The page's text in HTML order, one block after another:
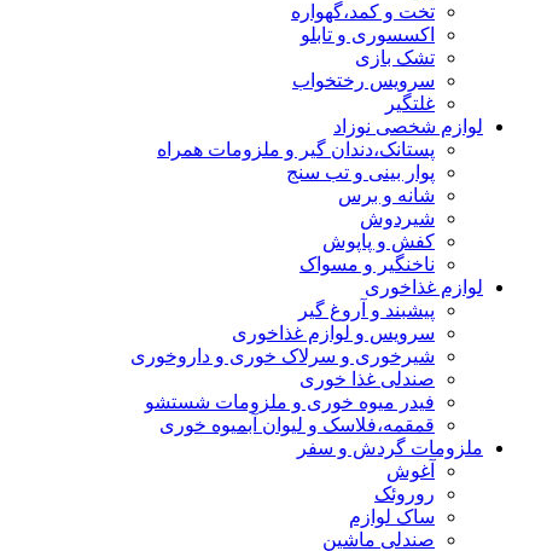
تخت و کمد،گهواره
اکسسوری و تابلو
تشک بازی
سرویس رختخواب
غلتگیر
لوازم شخصی نوزاد
پستانک،دندان گیر و ملزومات همراه
پوار بینی و تب سنج
شانه و برس
شیردوش
کفش و پاپوش
ناخنگیر و مسواک
لوازم غذاخوری
پیشبند و آروغ گیر
سرویس و لوازم غذاخوری
شیرخوری و سرلاک خوری و داروخوری
صندلی غذا خوری
فیدر میوه خوری و ملزومات شستشو
قمقمه،فلاسک و لیوان آبمیوه خوری
ملزومات گردش و سفر
آغوش
روروئک
ساک لوازم
صندلی ماشین